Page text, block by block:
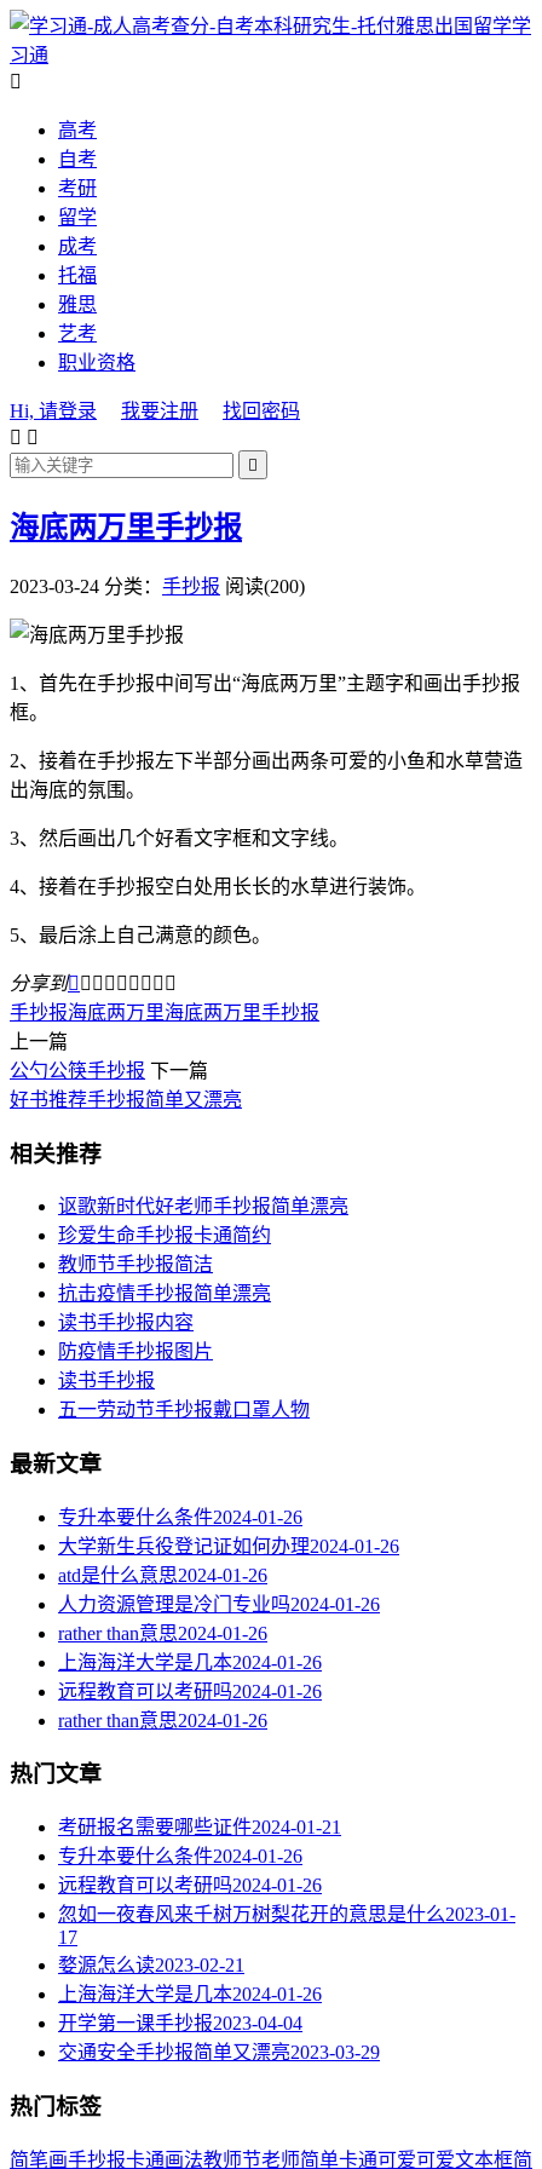
学
习通

高考
自考
考研
留学
成考
托福
雅思
艺考
职业资格
Hi, 请登录 我要注册
找回密码
 

海底两万里手抄报
2023-03-24 分类： 手抄报 阅读(200)
1、首先在手抄报中间写出“海底两万里”主题字和画出手抄报
框。
2、接着在手抄报左下半部分画出两条可爱的小鱼和水草营造
出海底的氛围。
3、然后画出几个好看文字框和文字线。
4、接着在手抄报空白处用长长的水草进行装饰。
5、最后涂上自己满意的颜色。
分享到        
手抄报海底两万里海底两万里手抄报
上一篇
公勺公筷手抄报 下一篇
好书推荐手抄报简单又漂亮
相关推荐
讴歌新时代好老师手抄报简单漂亮
珍爱生命手抄报卡通简约
教师节手抄报简洁
抗击疫情手抄报简单漂亮
读书手抄报内容
​防疫情手抄报图片
读书手抄报
五一劳动节手抄报戴口罩人物
最新文章
专升本要什么条件2024-01-26
大学新生兵役登记证如何办理2024-01-26
atd是什么意思2024-01-26
人力资源管理是冷门专业吗2024-01-26
rather than意思2024-01-26
上海海洋大学是几本2024-01-26
远程教育可以考研吗2024-01-26
rather than意思2024-01-26
热门文章
考研报名需要哪些证件2024-01-21
专升本要什么条件2024-01-26
远程教育可以考研吗2024-01-26
忽如一夜春风来千树万树梨花开的意思是什么2023-01-
17
婺源怎么读2023-02-21
上海海洋大学是几本2024-01-26
开学第一课手抄报2023-04-04
交通安全手抄报简单又漂亮2023-03-29
热门标签
简笔画手抄报卡通画法教师节老师简单卡通可爱可爱文本框简